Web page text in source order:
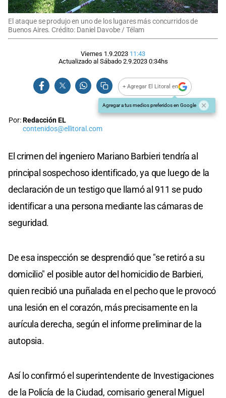
El ataque se produjo en uno de los lugares más concurridos de
Buenos Aires. Crédito: Daniel Davobe / Télam
Viernes 1.9.2023 11:43
Actualizado al Sábado 2.9.2023 0:34hs
+ Agregar El Litoral en
Agregar a tus medios preferidos en Google
Por:Redacción EL
contenidos@ellitoral.com
El crimen del ingeniero Mariano Barbieri tendría al
principal sospechoso identificado, ya que luego de la
declaración de un testigo que llamó al 911 se pudo
identificar a una persona mediante las cámaras de
seguridad.
De esa inspección se desprendió que "se retiró a su
domicilio" el posible autor del homicidio de Barbieri,
quien recibió una puñalada en el pecho que le provocó
una lesión en el corazón, más precisamente en la
aurícula derecha, según el informe preliminar de la
autopsia.
Así lo confirmó el superintendente de Investigaciones
de la Policía de la Ciudad, comisario general Miguel